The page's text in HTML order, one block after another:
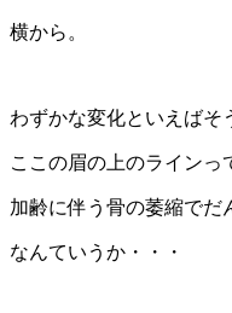
横から。
わずかな変化といえばそ
ここの眉の上のラインっ
加齢に伴う骨の萎縮でだ
なんていうか・・・